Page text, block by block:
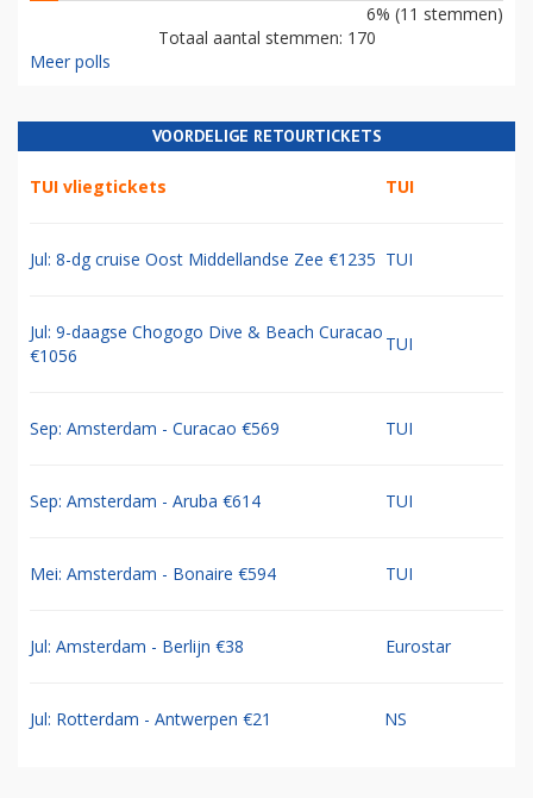
6% (11 stemmen)
Totaal aantal stemmen: 170
Meer polls
VOORDELIGE RETOURTICKETS
TUI vliegtickets TUI
Jul: 8-dg cruise Oost Middellandse Zee €1235 TUI
Jul: 9-daagse Chogogo Dive & Beach Curacao
€1056
TUI
Sep: Amsterdam - Curacao €569 TUI
Sep: Amsterdam - Aruba €614 TUI
Mei: Amsterdam - Bonaire €594 TUI
Jul: Amsterdam - Berlijn €38 Eurostar
Jul: Rotterdam - Antwerpen €21 NS